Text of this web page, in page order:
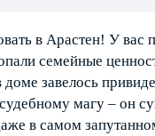
в Арастен! У вас
семейные
доме завелось
магу – он
в самом